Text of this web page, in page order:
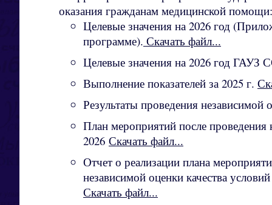
оказания гражданам медицинской помощи:
Целевые значения на 2026 год
программе). Скачать файл...
Целевые значения на 2026 год
Выполнение показателей за 2025 г.
Результаты проведения независимой
План мероприятий после проведения
2026 Скачать файл...
Отчет о реализации плана
независимой оценки качества
Скачать файл...